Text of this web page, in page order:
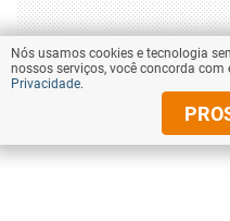
Nós usamos cookies e tecnologia
nossos serviços, você concorda
Privacidade.